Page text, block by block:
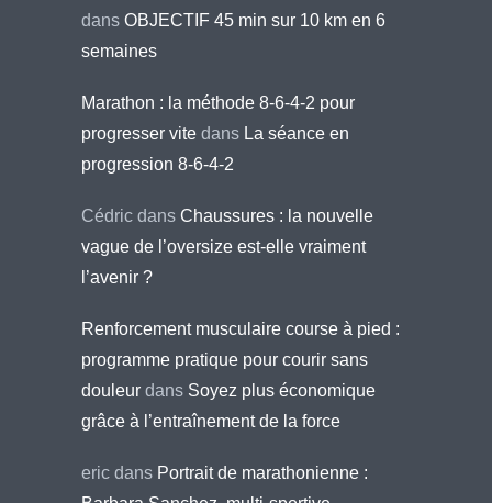
dans OBJECTIF 45 min sur 10 km en 6
semaines
Marathon : la méthode 8-6-4-2 pour
progresser vite dans La séance en
progression 8-6-4-2
Cédric dans Chaussures : la nouvelle
vague de l’oversize est-elle vraiment
l’avenir ?
Renforcement musculaire course à pied :
programme pratique pour courir sans
douleur dans Soyez plus économique
grâce à l’entraînement de la force
eric dans Portrait de marathonienne :